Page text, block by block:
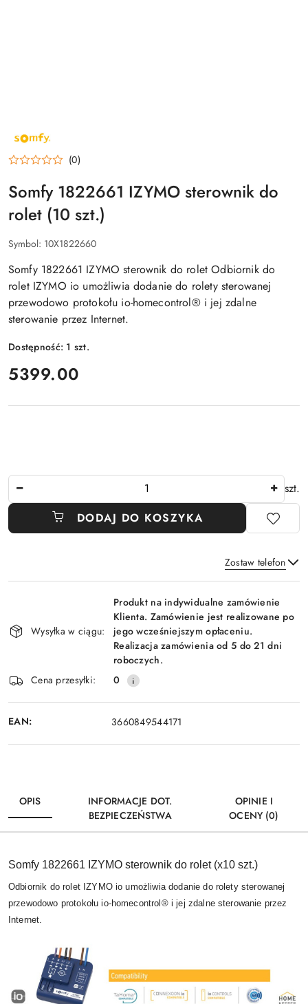
NAZWA
PRODUCENTA:
SOMFY
(0)
Somfy 1822661 IZYMO sterownik do
rolet (10 szt.)
Symbol: 10X1822660
Somfy 1822661 IZYMO sterownik do rolet Odbiornik do
rolet IZYMO io umożliwia dodanie do rolety sterowanej
przewodowo protokołu io-homecontrol® i jej zdalne
sterowanie przez Internet.
Dostępność: 1 szt.
cena:
5399.00
szt.
DODAJ DO KOSZYKA
Zostaw telefon
Wyślij
Dostępność
dostawa
Wysyłka w ciągu:
Produkt na indywidualne zamówienie
Klienta. Zamówienie jest realizowane po
jego wcześniejszym opłaceniu.
Realizacja zamówienia od 5 do 21 dni
roboczych.
Cena przesyłki:
0
EAN: 3660849544171
OPIS
INFORMACJE DOT.
BEZPIECZEŃSTWA
OPINIE I
OCENY (0)
Somfy 1822661 IZYMO sterownik do rolet (x10 szt.)
Odbiornik do rolet IZYMO io umożliwia dodanie do rolety sterowanej
przewodowo protokołu io-homecontrol® i jej zdalne sterowanie przez
Internet.